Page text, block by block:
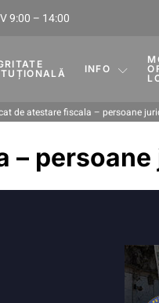
9:00 – 14:00
INFO
de atestare fiscala – persoane
–